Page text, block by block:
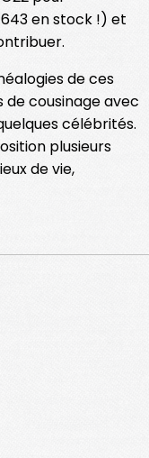
en stock !) et
de ces
cousinage avec
célébrités.
plusieurs
de vie,